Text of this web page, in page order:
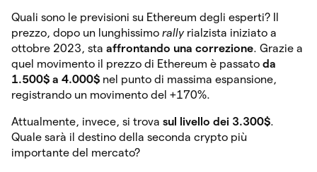
Quali sono le previsioni su Ethereum degli esperti? Il
prezzo, dopo un lunghissimo rallyrialzista iniziato a
ottobre 2023, sta affrontando una correzione. Grazie a
quel movimento il prezzo di Ethereum è passato da
1.500$ a 4.000$ nel punto di massima espansione,
registrando un movimento del +170%.
Attualmente, invece, si trova sul livello dei 3.300$.
Quale sarà il destino della seconda crypto più
importante del mercato?